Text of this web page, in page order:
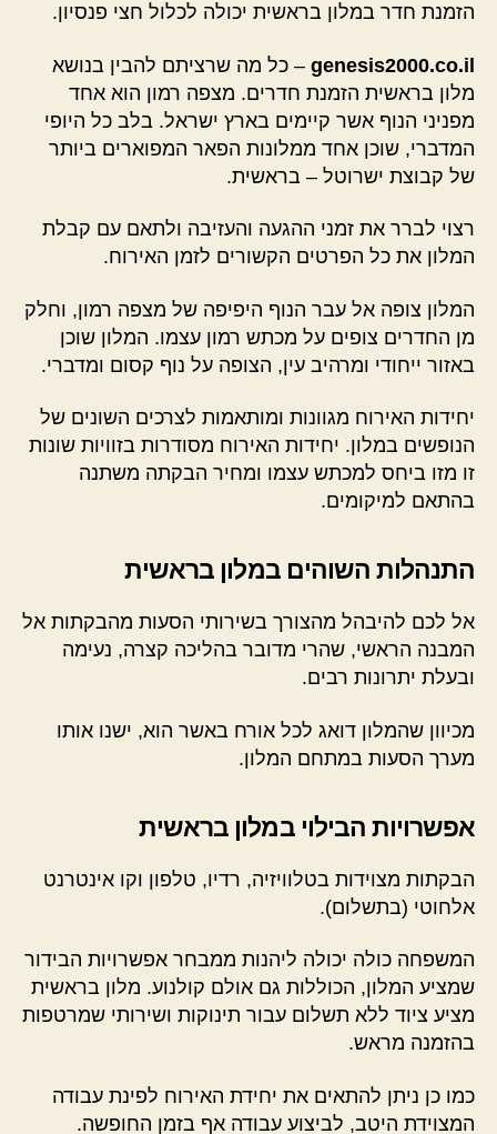
הזמנת חדר במלון בראשית יכולה לכלול חצי פנסיון.
genesis2000.co.il – כל מה שרציתם להבין בנושא
מלון בראשית הזמנת חדרים. מצפה רמון הוא אחד
מפניני הנוף אשר קיימים בארץ ישראל. בלב כל היופי
המדברי, שוכן אחד ממלונות הפאר המפוארים ביותר
של קבוצת ישרוטל – בראשית.
רצוי לברר את זמני ההגעה והעזיבה ולתאם עם קבלת
המלון את כל הפרטים הקשורים לזמן האירוח.
המלון צופה אל עבר הנוף היפיפה של מצפה רמון, וחלק
מן החדרים צופים על מכתש רמון עצמו. המלון שוכן
באזור ייחודי ומרהיב עין, הצופה על נוף קסום ומדברי.
יחידות האירוח מגוונות ומותאמות לצרכים השונים של
הנופשים במלון. יחידות האירוח מסודרות בזוויות שונות
זו מזו ביחס למכתש עצמו ומחיר הבקתה משתנה
בהתאם למיקומים.
התנהלות השוהים במלון בראשית
אל לכם להיבהל מהצורך בשירותי הסעות מהבקתות אל
המבנה הראשי, שהרי מדובר בהליכה קצרה, נעימה
ובעלת יתרונות רבים.
מכיוון שהמלון דואג לכל אורח באשר הוא, ישנו אותו
מערך הסעות במתחם המלון.
אפשרויות הבילוי במלון בראשית
הבקתות מצוידות בטלוויזיה, רדיו, טלפון וקו אינטרנט
אלחוטי (בתשלום).
המשפחה כולה יכולה ליהנות ממבחר אפשרויות הבידור
שמציע המלון, הכוללות גם אולם קולנוע. מלון בראשית
מציע ציוד ללא תשלום עבור תינוקות ושירותי שמרטפות
בהזמנה מראש.
כמו כן ניתן להתאים את יחידת האירוח לפינת עבודה
המצוידת היטב, לביצוע עבודה אף בזמן החופשה.